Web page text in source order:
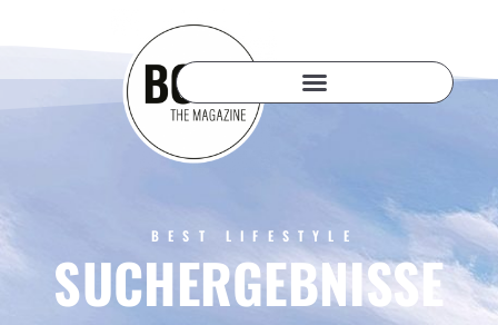
BEST LIFESTYLE
SUCHERGEBNISSE